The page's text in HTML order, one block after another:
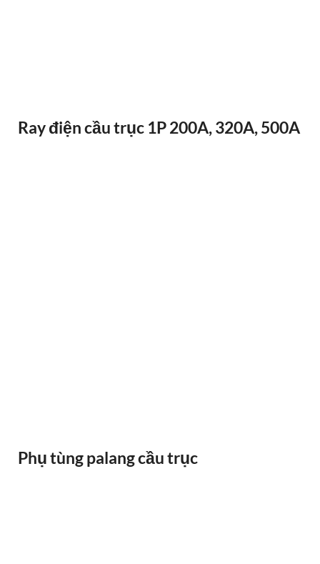
Ray điện cầu trục 1P 200A, 320A, 500A
Phụ tùng palang cầu trục